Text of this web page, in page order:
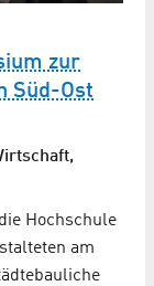
zur
Süd-Ost
Hochschule
am